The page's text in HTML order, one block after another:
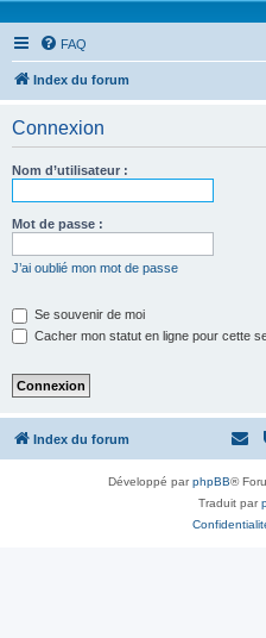
FAQ
Index du forum
Connexion
Nom d’utilisateur :
Mot de passe :
J’ai oublié mon mot de passe
Se souvenir de moi
Cacher mon statut en ligne pour cette
Index du forum
Développé parphpBB®
Traduit par